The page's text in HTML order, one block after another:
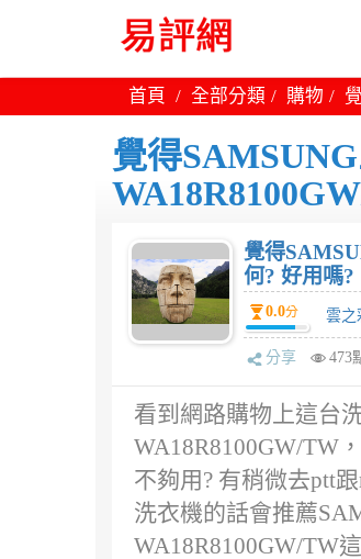
首頁 全部分類 購物
覺得
覺得
何? 好用嗎?
0.0分 雲之
分享 473
看到網路購物上這台
WA18R8100GW/TW
不夠用? 有稍微去ptt
洗衣機的話會推薦
WA18R8100GW/TW